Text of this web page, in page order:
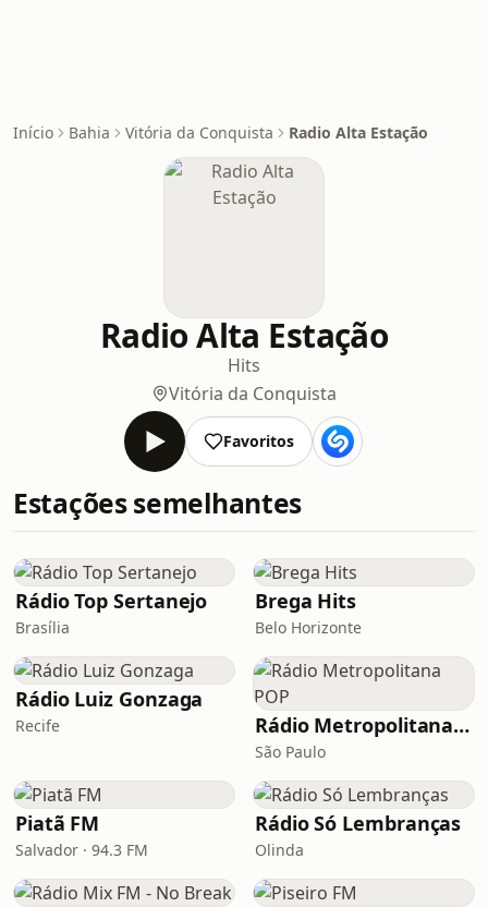
Início Bahia Vitória da Conquista Radio Alta Estação
Radio Alta Estação
Hits
Vitória da Conquista
Favoritos
Estações semelhantes
Rádio Top Sertanejo
Brasília
Brega Hits
Belo Horizonte
Rádio Luiz Gonzaga
Recife Rádio Metropolitana POP
São Paulo
Piatã FM
Salvador · 94.3 FM
Rádio Só Lembranças
Olinda